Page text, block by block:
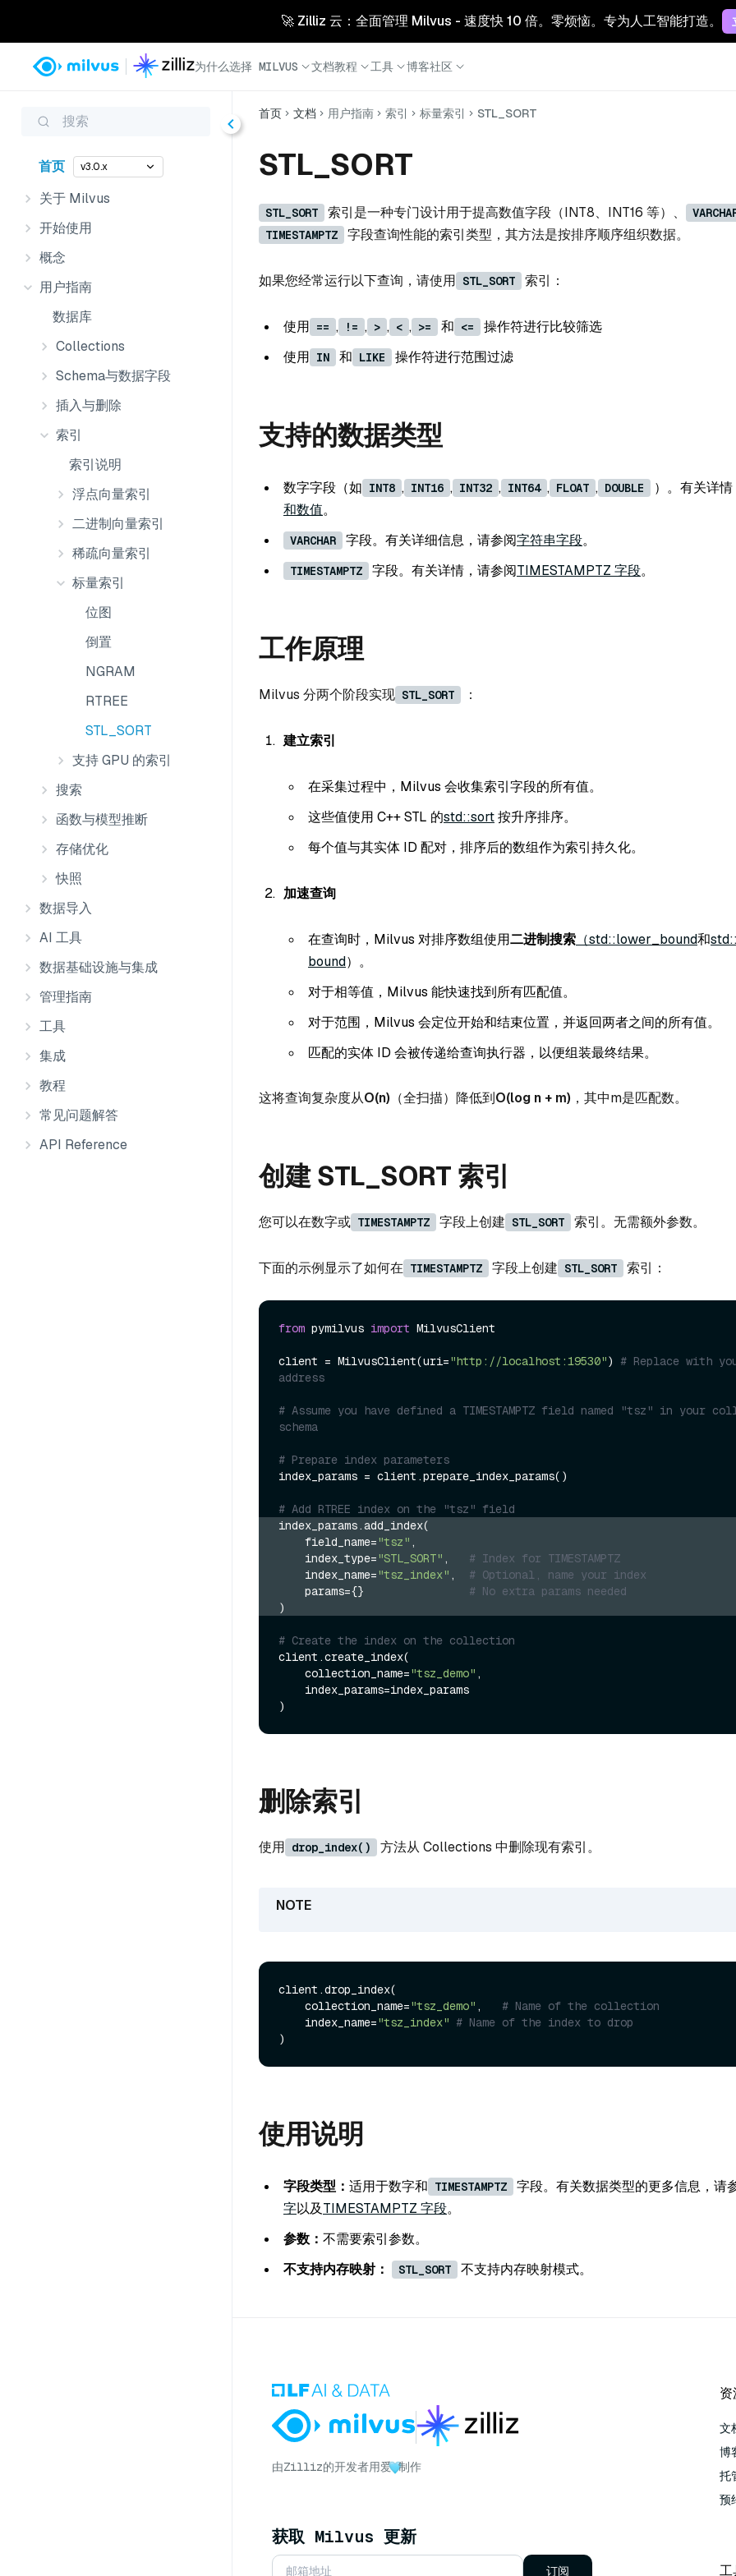
🚀 Zilliz 云：全面管理 Milvus - 速度快 10 倍。零烦恼。专为人工智能打造。
为什么选择 MILVUS 文档教程 工具 博客社区
搜索
首页 v3.0.x
关于 Milvus
开始使用
概念
用户指南
数据库
Collections
Schema与数据字段
插入与删除
索引
索引说明
浮点向量索引
二进制向量索引
稀疏向量索引
标量索引
位图
倒置
NGRAM
RTREE
STL_SORT
支持 GPU 的索引
搜索
函数与模型推断
存储优化
快照
数据导入
AI 工具
数据基础设施与集成
管理指南
工具
集成
教程
常见问题解答
API Reference
首页 文档 用户指南 索引 标量索引 STL_SORT
STL_SORT
STL_SORT 索引是一种专门设计用于提高数值字段（INT8、INT16 等）、
TIMESTAMPTZ 字段查询性能的索引类型，其方法是按排序顺序组织数据。
如果您经常运行以下查询，请使用 STL_SORT 索引：
使用 == , != , > , < , >= 和 <=
操作符进行比较筛选
使用 IN 和 LIKE 操作符进行范围过滤
支持的数据类型
数字字段（如 INT8 , INT16 , INT32 , INT64 , FLOAT , DOUBLE ）。有关详
和数值。
VARCHAR 字段。有关详细信息，请参阅字符串字段。
TIMESTAMPTZ 字段。有关详情，请参阅TIMESTAMPTZ 字段。
工作原理
Milvus 分两个阶段实现 STL_SORT ：
建立索引
在采集过程中，Milvus 会收集索引字段的所有值。
这些值使用 C++ STL 的std::sort按升序排序。
每个值与其实体 ID 配对，排序后的数组作为索引持久化。
加速查询
在查询时，Milvus 对排序数组使用二进制搜索 （std::lower_bound和
bound）。
对于相等值，Milvus 能快速找到所有匹配值。
对于范围，Milvus 会定位开始和结束位置，并返回两者之间的所有值。
匹配的实体 ID 会被传递给查询执行器，以便组装最终结果。
这将查询复杂度从O(n) （全扫描）降低到O(log n + m) ，其中m是匹配数。
创建 STL_SORT 索引
您可以在数字或 TIMESTAMPTZ 字段上创建 STL_SORT 索引。无需额外参数。
下面的示例显示了如何在 TIMESTAMPTZ 字段上创建 STL_SORT 索引：
from pymilvus import MilvusClient
client = MilvusClient(uri="http://localhost:19530") # Replace with
address
# Assume you have defined a TIMESTAMPTZ field named "tsz" in your
schema
# Prepare index parameters
index_params = client.prepare_index_params()
# Add RTREE index on the "tsz" field
index_params.add_index(
    field_name=
"tsz" ,
    index_type=
"STL_SORT" , # Index for TIMESTAMPTZ
    index_name=
"tsz_index" , # Optional, name your index
    params={}
# No extra params needed
)
# Create the index on the collection
client.create_index(
    collection_name=
"tsz_demo" ,
删除索引
使用 drop_index() 方法从 Collections 中删除现有索引。
client.drop_index(
    collection_name=
"tsz_demo" , # Name of the collection
    index_name=
"tsz_index" # Name of the index to drop
使用说明
字段类型： 适用于数字和 TIMESTAMPTZ 字段。有关数据类型的更多信息，请
字以及TIMESTAMPTZ 字段。
参数： 不需要索引参数。
不支持内存映射：
STL_SORT 不支持内存映射模式。
由Zilliz的开发者用爱 制作
获取 Milvus 更新
订阅
文
博
托
预
工